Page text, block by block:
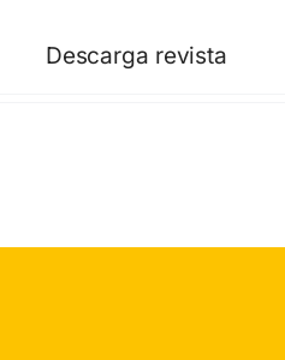
Descarga revista